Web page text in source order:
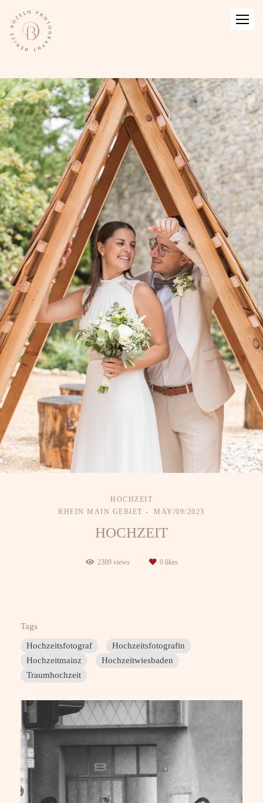
HOCHZEIT
RHEIN MAIN GEBIET
MAY/09/2023
HOCHZEIT
2389views 0likes
Tags
Hochzeitsfotograf
Hochzeitsfotografin
Hochzeitmainz
Hochzeitwiesbaden
Traumhochzeit